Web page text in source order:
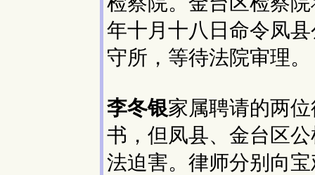
年十月十八日命令凤
守所，等待法院审理。
李冬银家属聘请的两
书，但凤县、金台区
法迫害。律师分别向